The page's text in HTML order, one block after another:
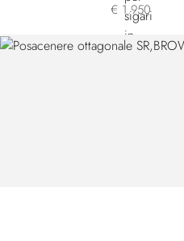
€ 1.950